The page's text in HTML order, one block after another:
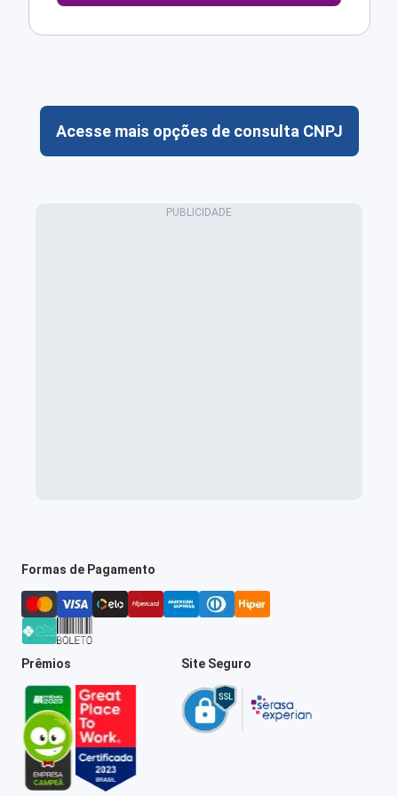
Acesse mais opções de consulta CNPJ
Formas de Pagamento
Prêmios Site Seguro